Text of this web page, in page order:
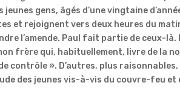
jeunes gens, âgés d’une vingtaine
et rejoignent vers deux heures du
l’amende. Paul fait partie de ceux-
frère qui, habituellement, livre de la
contrôle ». D’autres, plus
des jeunes vis-à-vis du couvre-feu